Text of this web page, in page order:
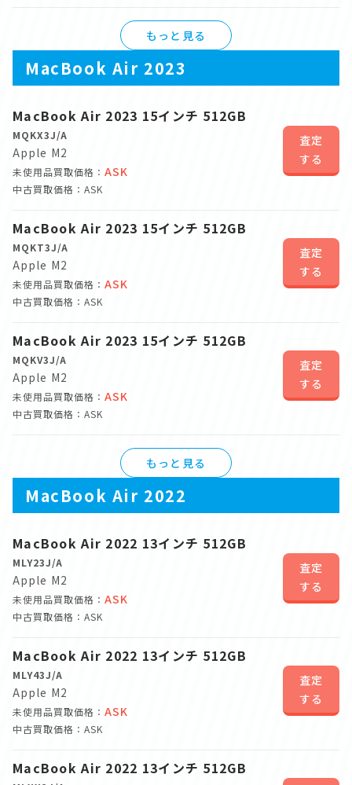
もっと見る
MacBook Air 2023
MacBook Air 2023 15インチ 512GB
MQKX3J/A
Apple M2
未使用品買取価格： ASK
中古買取価格：ASK
査定
する
MacBook Air 2023 15インチ 512GB
MQKT3J/A
Apple M2
未使用品買取価格： ASK
中古買取価格：ASK
査定
する
MacBook Air 2023 15インチ 512GB
MQKV3J/A
Apple M2
未使用品買取価格： ASK
中古買取価格：ASK
査定
する
もっと見る
MacBook Air 2022
MacBook Air 2022 13インチ 512GB
MLY23J/A
Apple M2
未使用品買取価格： ASK
中古買取価格：ASK
査定
する
MacBook Air 2022 13インチ 512GB
MLY43J/A
Apple M2
未使用品買取価格： ASK
中古買取価格：ASK
査定
する
MacBook Air 2022 13インチ 512GB